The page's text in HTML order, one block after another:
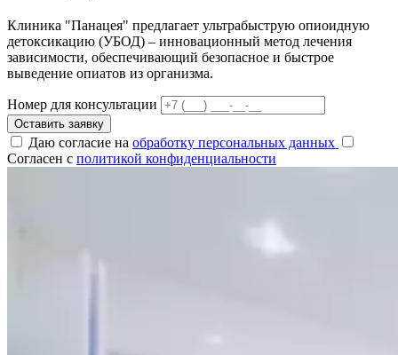
Клиника "Панацея" предлагает ультрабыструю опиоидную
детоксикацию (УБОД) – инновационный метод лечения
зависимости, обеспечивающий безопасное и быстрое
выведение опиатов из организма.
Номер для консультации
Оставить заявку
Даю согласие на обработку персональных данных
Согласен с политикой конфиденциальности